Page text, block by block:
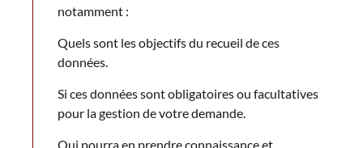
notamment :
Quels sont les objectifs du recueil de ces
données.
Si ces données sont obligatoires ou facultatives
pour la gestion de votre demande.
Qui pourra en prendre connaissance et